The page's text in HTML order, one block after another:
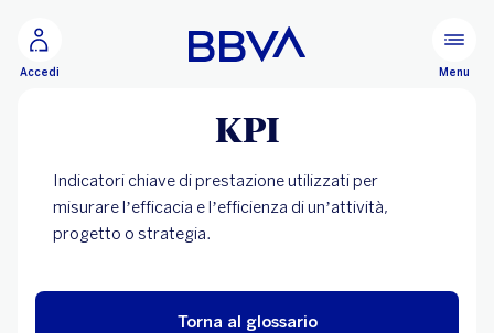
Configurare
Accedi Menu
KPI
Indicatori chiave di prestazione utilizzati per
misurare l’efficacia e l’efficienza di un’attività,
progetto o strategia.
Torna al glossario